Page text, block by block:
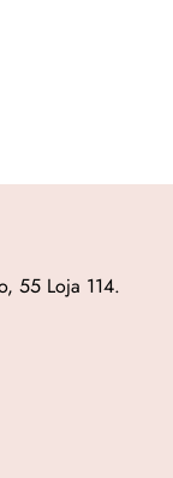
55 Loja 114.